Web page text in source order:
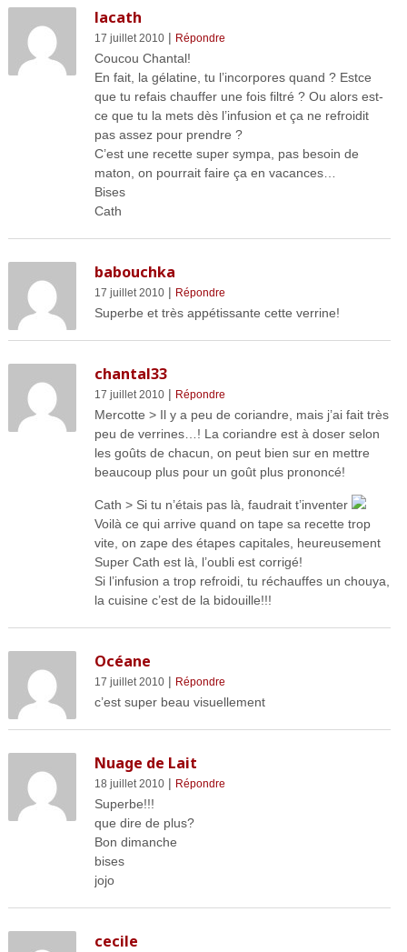
lacath
17 juillet 2010| Répondre
Coucou Chantal!
En fait, la gélatine, tu l’incorpores quand ? Estce
que tu refais chauffer une fois filtré ? Ou alors est-
ce que tu la mets dès l’infusion et ça ne refroidit
pas assez pour prendre ?
C’est une recette super sympa, pas besoin de
maton, on pourrait faire ça en vacances…
Bises
Cath
babouchka
17 juillet 2010| Répondre
Superbe et très appétissante cette verrine!
chantal33
17 juillet 2010| Répondre
Mercotte > Il y a peu de coriandre, mais j’ai fait très
peu de verrines…! La coriandre est à doser selon
les goûts de chacun, on peut bien sur en mettre
beaucoup plus pour un goût plus prononcé!
Cath > Si tu n’étais pas là, faudrait t’inventer
Voilà ce qui arrive quand on tape sa recette trop
vite, on zape des étapes capitales, heureusement
Super Cath est là, l’oubli est corrigé!
Si l’infusion a trop refroidi, tu réchauffes un chouya,
la cuisine c’est de la bidouille!!!
Océane
17 juillet 2010| Répondre
c’est super beau visuellement
Nuage de Lait
18 juillet 2010| Répondre
Superbe!!!
que dire de plus?
Bon dimanche
bises
jojo
cecile